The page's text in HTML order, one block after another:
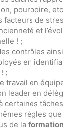
pourboire,
facteurs de
et
! ;
contrôles
en
;
travail en
leader en
certaines
règles
de la